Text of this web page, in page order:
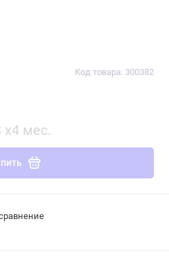
Код товара: 300382
x4 мес.